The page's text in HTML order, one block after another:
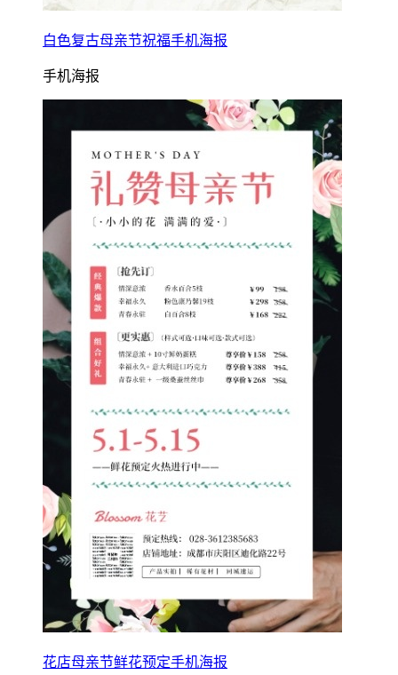
白色复古母亲节祝福手机海报
手机海报
花店母亲节鲜花预定手机海报